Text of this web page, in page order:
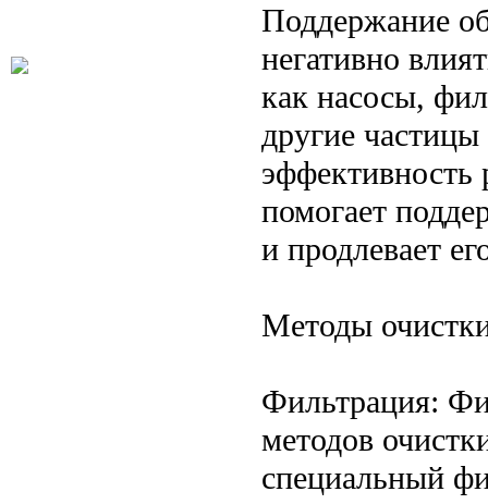
Поддержание
негативно
как насосы,
другие
эффективность
помогает
и продлевает
Методы
Фильтрация:
методов
специальный